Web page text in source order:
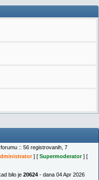
:: 56 registrovanih, 7
] [ Supermoderator] [
bilo je 20624 - dana 04 Apr 2026